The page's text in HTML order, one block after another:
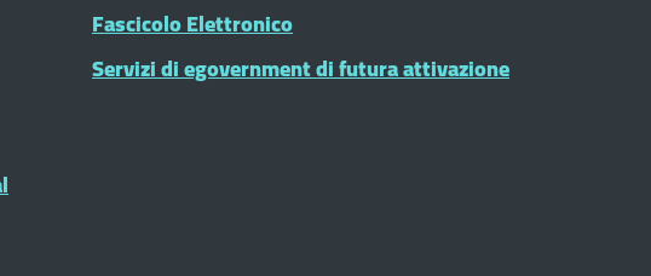
Fascicolo Elettronico
Servizi di egovernment di futura attivazione